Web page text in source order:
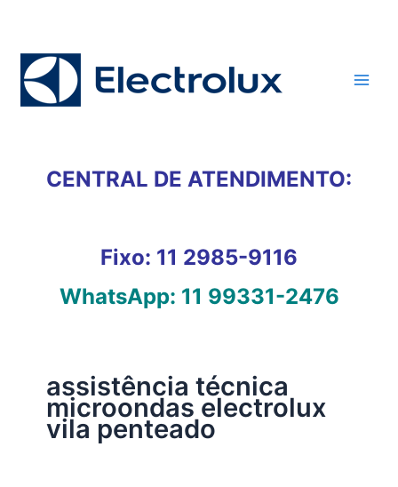
conteúdo
CENTRAL DE ATENDIMENTO:
Fixo: 11 2985-9116
WhatsApp: 11 99331-2476
assistência técnica
microondas electrolux
vila penteado